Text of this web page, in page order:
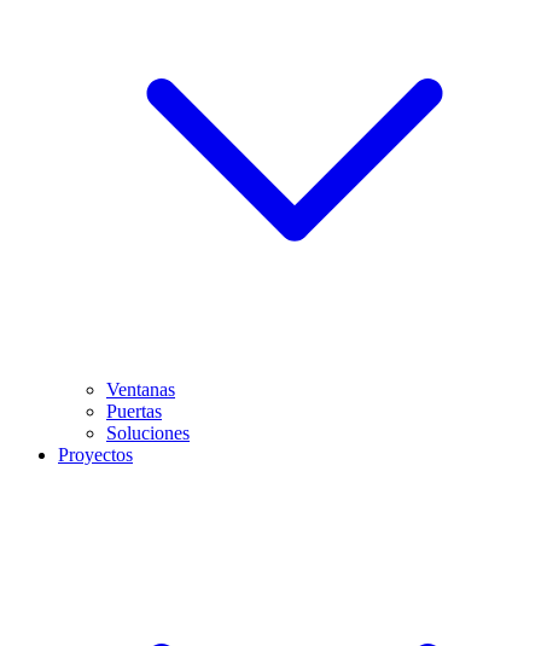
Ventanas
Puertas
Soluciones
Proyectos